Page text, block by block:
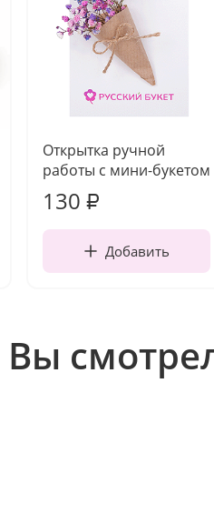
Открытка ручной
работы с мини-букетом
130 ₽
Добавить
Вы